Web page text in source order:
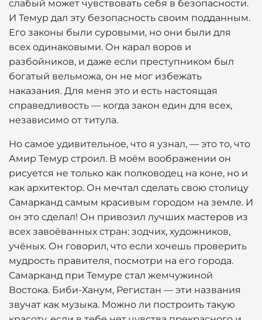
слабый может чувствовать себя в безопасности.
И Темур дал эту безопасность своим подданным.
Его законы были суровыми, но они были для
всех одинаковыми. Он карал воров и
разбойников, и даже если преступником был
богатый вельможа, он не мог избежать
наказания. Для меня это и есть настоящая
справедливость — когда закон един для всех,
независимо от титула.
Но самое удивительное, что я узнал, — это то, что
Амир Темур строил. В моём воображении он
рисуется не только как полководец на коне, но и
как архитектор. Он мечтал сделать свою столицу
Самарканд самым красивым городом на земле. И
он это сделал! Он привозил лучших мастеров из
всех завоёванных стран: зодчих, художников,
учёных. Он говорил, что если хочешь проверить
мудрость правителя, посмотри на его города.
Самарканд при Темуре стал жемчужиной
Востока. Биби-Ханум, Регистан — эти названия
звучат как музыка. Можно ли построить такую